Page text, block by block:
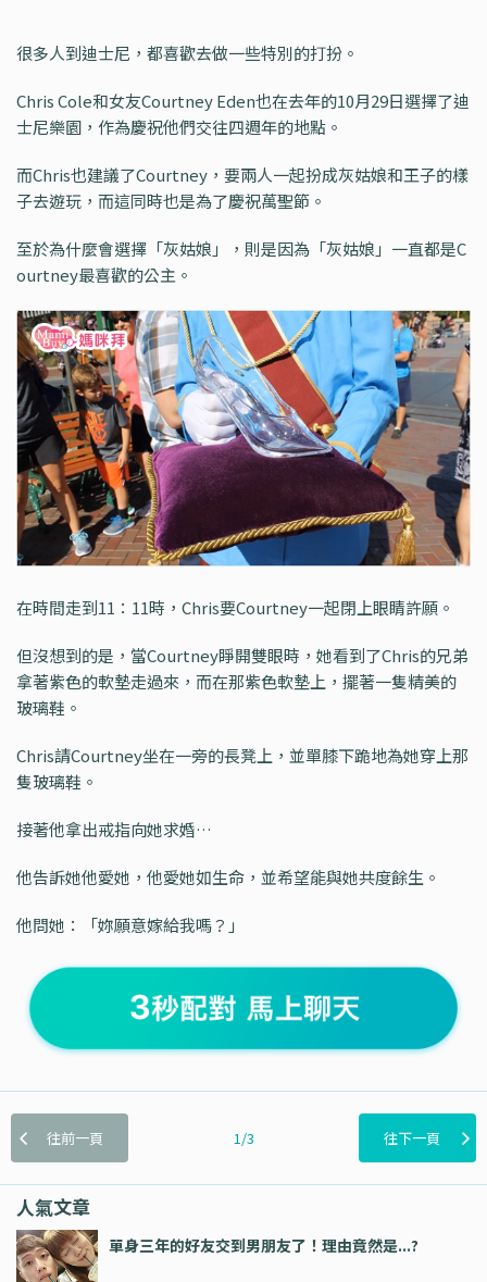
很多人到迪士尼，都喜歡去做一些特別的打扮。
Chris Cole和女友Courtney Eden也在去年的10月29日選擇了迪
士尼樂園，作為慶祝他們交往四週年的地點。
而Chris也建議了Courtney，要兩人一起扮成灰姑娘和王子的樣
子去遊玩，而這同時也是為了慶祝萬聖節。
至於為什麼會選擇「灰姑娘」，則是因為「灰姑娘」一直都是C
ourtney最喜歡的公主。
在時間走到11：11時，Chris要Courtney一起閉上眼睛許願。
但沒想到的是，當Courtney睜開雙眼時，她看到了Chris的兄弟
拿著紫色的軟墊走過來，而在那紫色軟墊上，擺著一隻精美的
玻璃鞋。
Chris請Courtney坐在一旁的長凳上，並單膝下跪地為她穿上那
隻玻璃鞋。
接著他拿出戒指向她求婚…
他告訴她他愛她，他愛她如生命，並希望能與她共度餘生。
他問她：「妳願意嫁給我嗎？」
往前一頁 1/3 往下一頁
人氣文章
單身三年的好友交到男朋友了！理由竟然是...?